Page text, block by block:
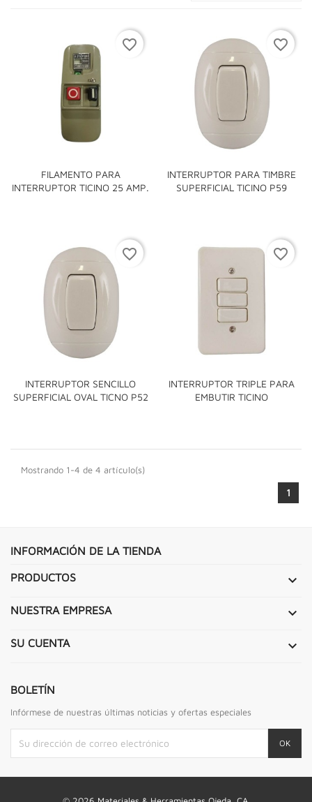
FILAMENTO PARA
INTERRUPTOR TICINO 25 AMP.
favorite_border
INTERRUPTOR PARA TIMBRE
SUPERFICIAL TICINO P59
favorite_border
INTERRUPTOR SENCILLO
SUPERFICIAL OVAL TICNO P52
favorite_border
INTERRUPTOR TRIPLE PARA
EMBUTIR TICINO
favorite_border
Mostrando 1-4 de 4 artículo(s)
1
INFORMACIÓN DE LA TIENDA
PRODUCTOS 
NUESTRA EMPRESA 
SU CUENTA 
BOLETÍN
Infórmese de nuestras últimas noticias y ofertas especiales